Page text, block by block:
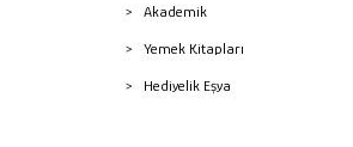
Akademik
Yemek Kitapları
Hediyelik Eşya